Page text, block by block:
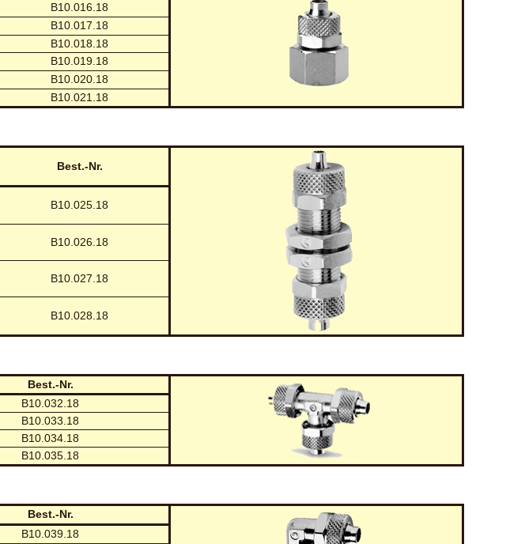
B10.016.18
B10.017.18
B10.018.18
B10.019.18
B10.020.18
B10.021.18
Best.-Nr.
B10.025.18
B10.026.18
B10.027.18
B10.028.18
Best.-Nr.
B10.032.18
B10.033.18
B10.034.18
B10.035.18
Best.-Nr.
B10.039.18